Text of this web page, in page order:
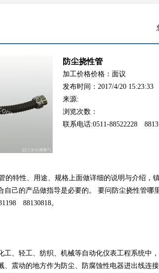
防尘挠性管
加工价格价格：面议
发布时间：2017/4/20 15:23:33
来源:
浏览次数：
联系电话:0511-88522228
特性、用途、规格上面做详细的说明与介绍，
自己的产品做指导是必要的。 要问防尘挠性管
88130818。
工、轻工、纺织、机械等自动化仪表工程系统中
、震动的地方作为防尘、防腐蚀性电器进出线连接